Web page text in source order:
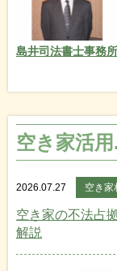
島井司法書士事務所
空き家活
2026.07.27 空き家
空き家の不法占
解説